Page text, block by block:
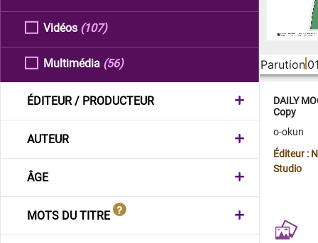
Vidéos (107)
Multimédia (56)
ÉDITEUR / PRODUCTEUR
AUTEUR
ÂGE
MOTS DU TITRE
Parution
DAILY
Copy
o-okun
Éditeur :
Studio